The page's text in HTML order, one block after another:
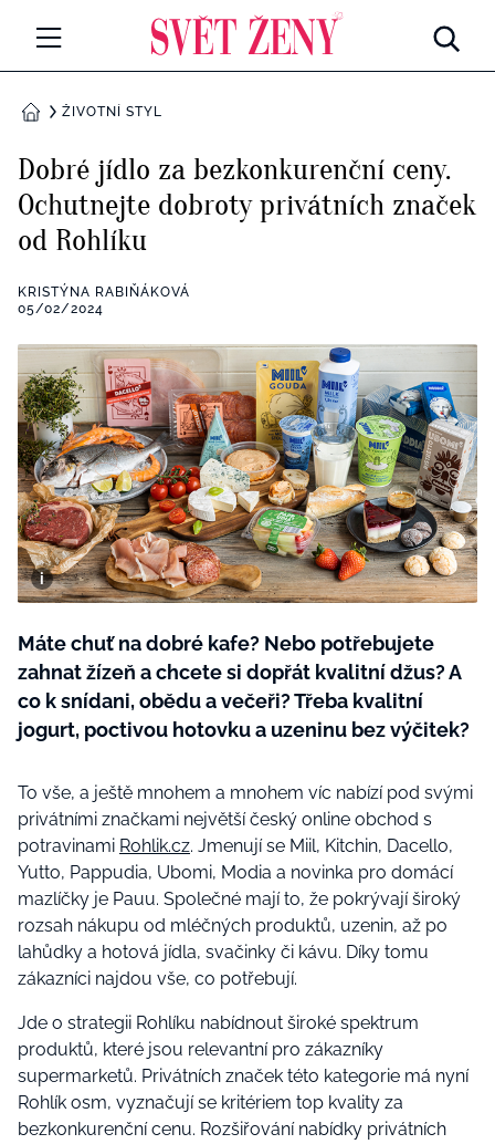
Všechny kategorie
Rozhovory
RETROHUBKY
Všechny kategorie
Seberozvoj
Všechny kategorie
Životní styl
ZÁBAVA
Všechny kategorie
Testy a kvízy
BYDLENÍ
Všechny kategorie
Tvoření
Rady a tipy
BurdaMedia
Extra
SVĚT ŽENY - 599 KČ
ROČNÍ PŘEDPLATNÉ SVĚT ŽENY +
DOMŮŽIVOTNÍ STYL
Dobré jídlo za bezkonkurenční ceny.
Ochutnejte dobroty privátních značek
od Rohlíku
KRISTÝNA RABIŇÁKOVÁ
05/02/2024
Máte chuť na dobré kafe? Nebo potřebujete
zahnat žízeň a chcete si dopřát kvalitní džus? A
co k snídani, obědu a večeři? Třeba kvalitní
jogurt, poctivou hotovku a uzeninu bez výčitek?
To vše, a ještě mnohem a mnohem víc nabízí pod svými
privátními značkami největší český online obchod s
potravinami Rohlik.cz. Jmenují se Miil, Kitchin, Dacello,
Yutto, Pappudia, Ubomi, Modia a novinka pro domácí
mazlíčky je Pauu. Společné mají to, že pokrývají široký
rozsah nákupu od mléčných produktů, uzenin, až po
lahůdky a hotová jídla, svačinky či kávu. Díky tomu
zákazníci najdou vše, co potřebují.
Jde o strategii Rohlíku nabídnout široké spektrum
produktů, které jsou relevantní pro zákazníky
supermarketů. Privátních značek této kategorie má nyní
Rohlík osm, vyznačují se kritériem top kvality za
bezkonkurenční cenu. Rozšiřování nabídky privátních